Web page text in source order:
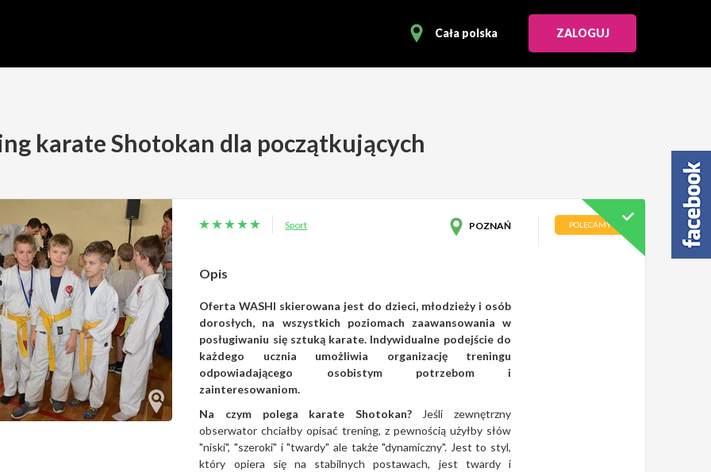
Cała polska ZALOGUJ
karate Shotokan dla początkujących
Sport POZNAŃ
Opis
Oferta WASHI skierowana jest do dzieci, młodzieży i osób
dorosłych, na wszystkich poziomach zaawansowania w
posługiwaniu się sztuką karate. Indywidualne podejście do
każdego ucznia umożliwia organizację treningu
odpowiadającego osobistym potrzebom i
zainteresowaniom.
Na czym polega karate Shotokan?Jeśli zewnętrzny
obserwator chciałby opisać trening, z pewnością użyłby słów
"niski", "szeroki" i "twardy" ale także "dynamiczny". Jest to styl,
który opiera się na stabilnych postawach, jest twardy i
POLECAMY